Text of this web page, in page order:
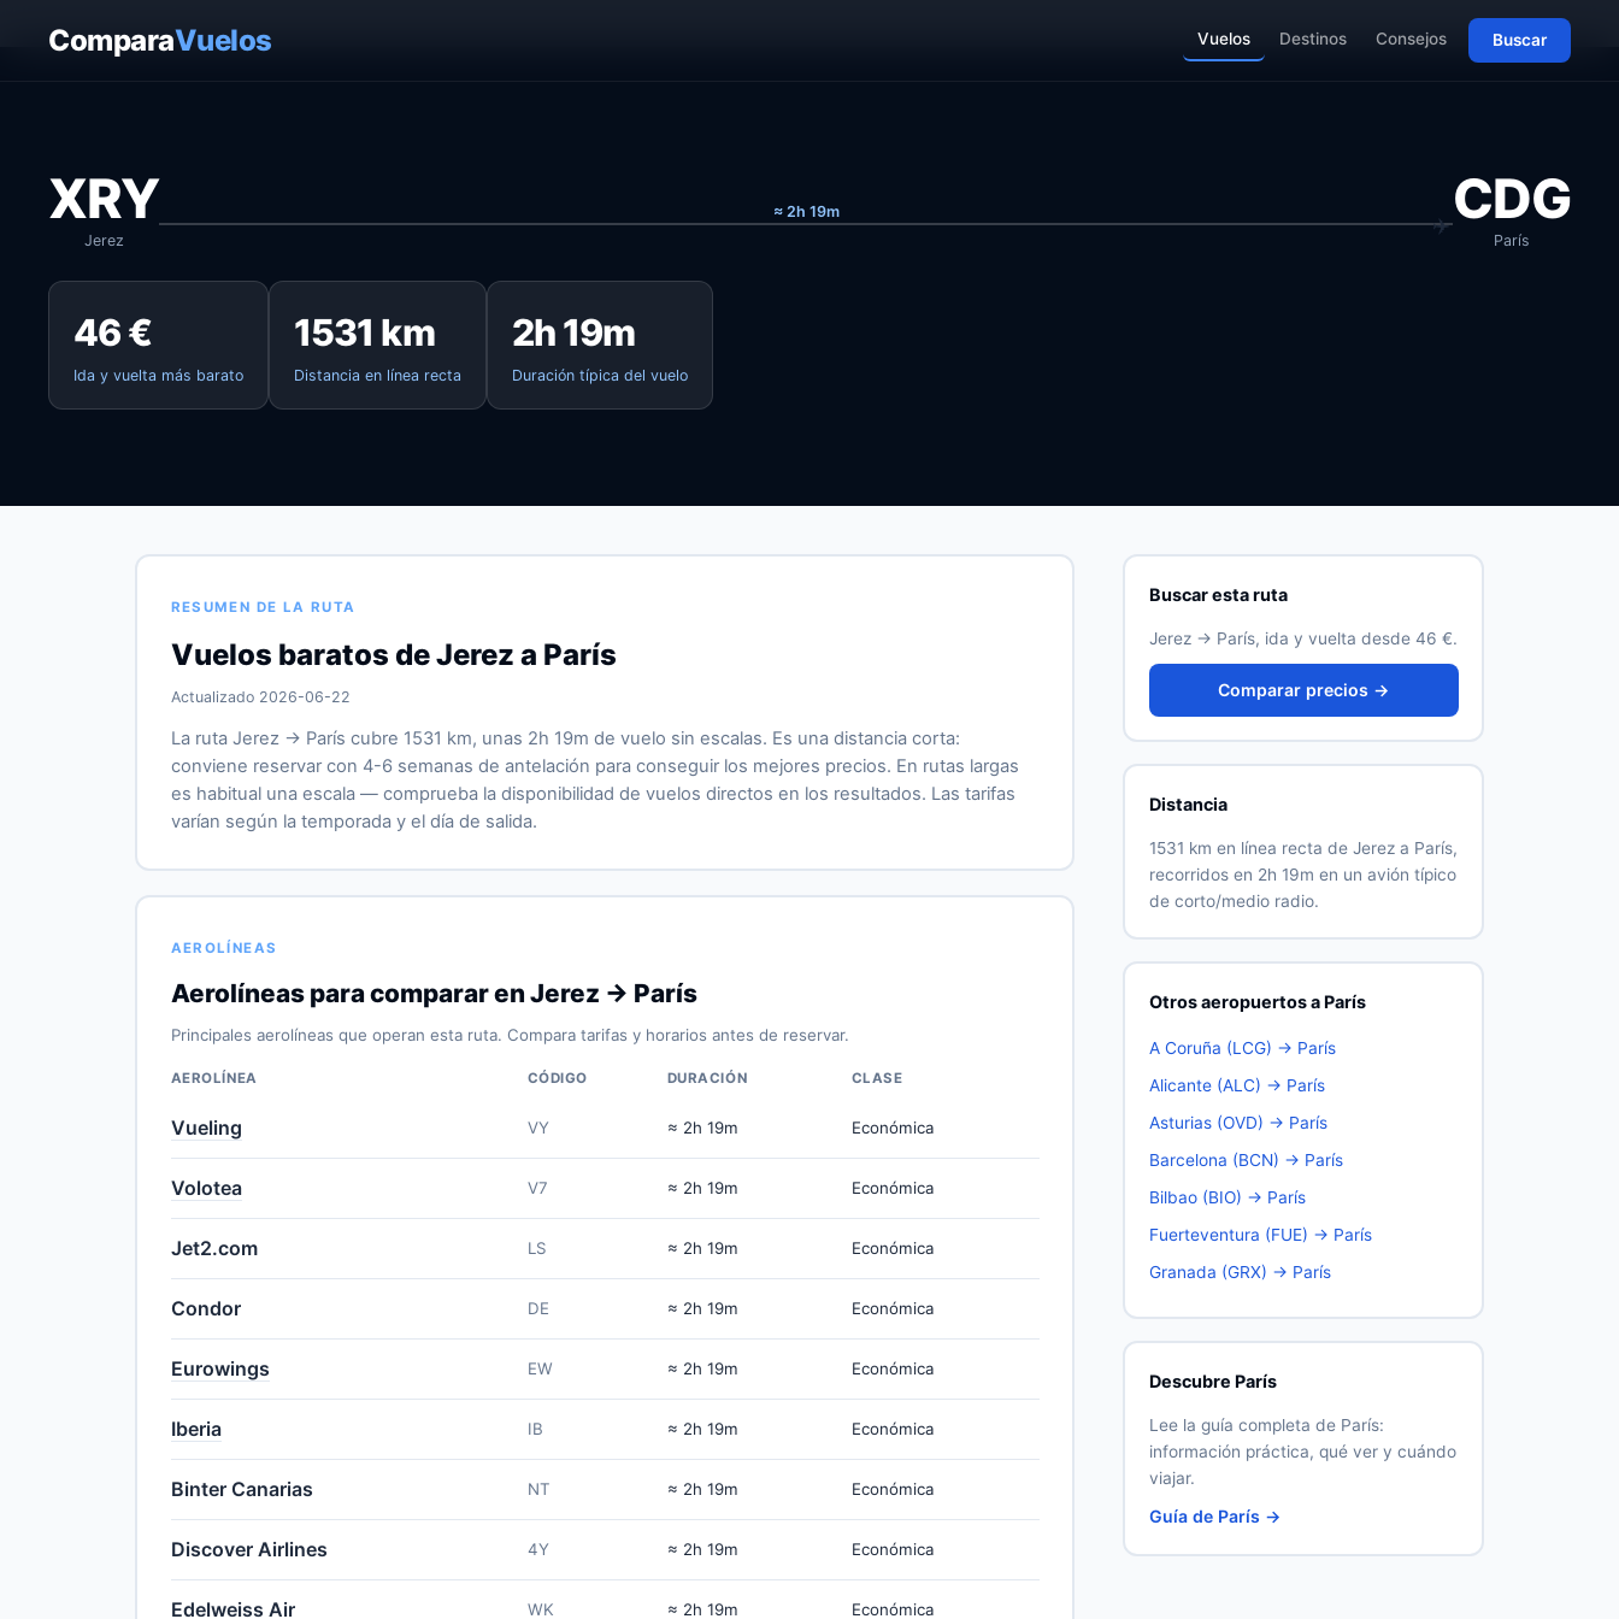
ComparaVuelos Vuelos Destinos Consejos Buscar
XRY
Jerez
≈ 2h 19m CDG
París
46 €
Ida y vuelta más barato
1531 km
Distancia en línea recta
2h 19m
Duración típica del vuelo
RESUMEN DE LA RUTA
Vuelos baratos de Jerez a París
Actualizado 2026-06-22
La ruta Jerez → París cubre 1531 km, unas 2h 19m de vuelo sin escalas. Es una distancia corta:
conviene reservar con 4-6 semanas de antelación para conseguir los mejores precios. En rutas largas
es habitual una escala — comprueba la disponibilidad de vuelos directos en los resultados. Las tarifas
varían según la temporada y el día de salida.
AEROLÍNEAS
Aerolíneas para comparar en Jerez → París
Principales aerolíneas que operan esta ruta. Compara tarifas y horarios antes de reservar.
AEROLÍNEA CÓDIGO DURACIÓN CLASE
Vueling VY ≈ 2h 19m Económica
Volotea V7 ≈ 2h 19m Económica
Jet2.com LS ≈ 2h 19m Económica
Condor DE ≈ 2h 19m Económica
Eurowings EW ≈ 2h 19m Económica
Iberia IB ≈ 2h 19m Económica
Binter Canarias NT ≈ 2h 19m Económica
Discover Airlines 4Y ≈ 2h 19m Económica
Edelweiss Air WK ≈ 2h 19m Económica
Buscar esta ruta
Jerez → París, ida y vuelta desde 46 €.
Comparar precios →
Distancia
1531 km en línea recta de Jerez a París,
recorridos en 2h 19m en un avión típico
de corto/medio radio.
Otros aeropuertos a París
A Coruña (LCG) → París
Alicante (ALC) → París
Asturias (OVD) → París
Barcelona (BCN) → París
Bilbao (BIO) → París
Fuerteventura (FUE) → París
Granada (GRX) → París
Descubre París
Lee la guía completa de París:
información práctica, qué ver y cuándo
viajar.
Guía de París →